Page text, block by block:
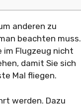
anderen zu
beachten muss.
im Flugzeug nicht
damit Sie sich
Mal fliegen.
werden. Dazu